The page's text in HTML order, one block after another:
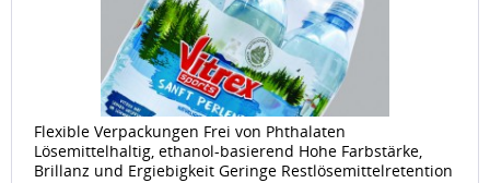
Flexible Verpackungen Frei von Phthalaten
Lösemittelhaltig, ethanol-basierend Hohe Farbstärke,
Brillanz und Ergiebigkeit Geringe Restlösemittelretention